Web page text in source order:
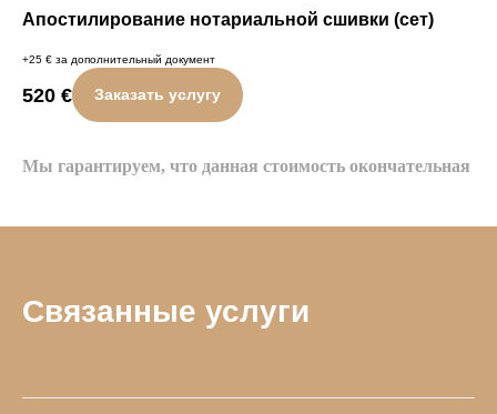
Апостилирование нотариальной сшивки (сет)
+25 € за дополнительный документ
520 € Заказать услугу
Мы гарантируем, что данная стоимость окончательная
Связанные услуги